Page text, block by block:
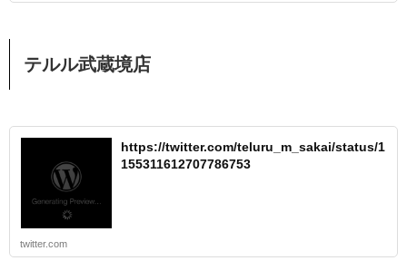
テルル武蔵境店
https://twitter.com/teluru_m_sakai/status/1
155311612707786753
twitter.com